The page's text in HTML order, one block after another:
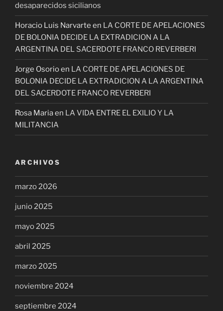
desaparecidos sicilianos
Horacio Luis Narvarte en LA CORTE DE APELACIONES
DE BOLONIA DECIDE LA EXTRADICION A LA
ARGENTINA DEL SACERDOTE FRANCO REVERBERI
Jorge Osorioen LA CORTE DE APELACIONES DE
BOLONIA DECIDE LA EXTRADICION A LA ARGENTINA
DEL SACERDOTE FRANCO REVERBERI
Rosa Mariaen LA VIDA ENTRE EL EXILIO Y LA
MILITANCIA
ARCHIVOS
marzo 2026
junio 2025
mayo 2025
abril 2025
marzo 2025
noviembre 2024
septiembre 2024